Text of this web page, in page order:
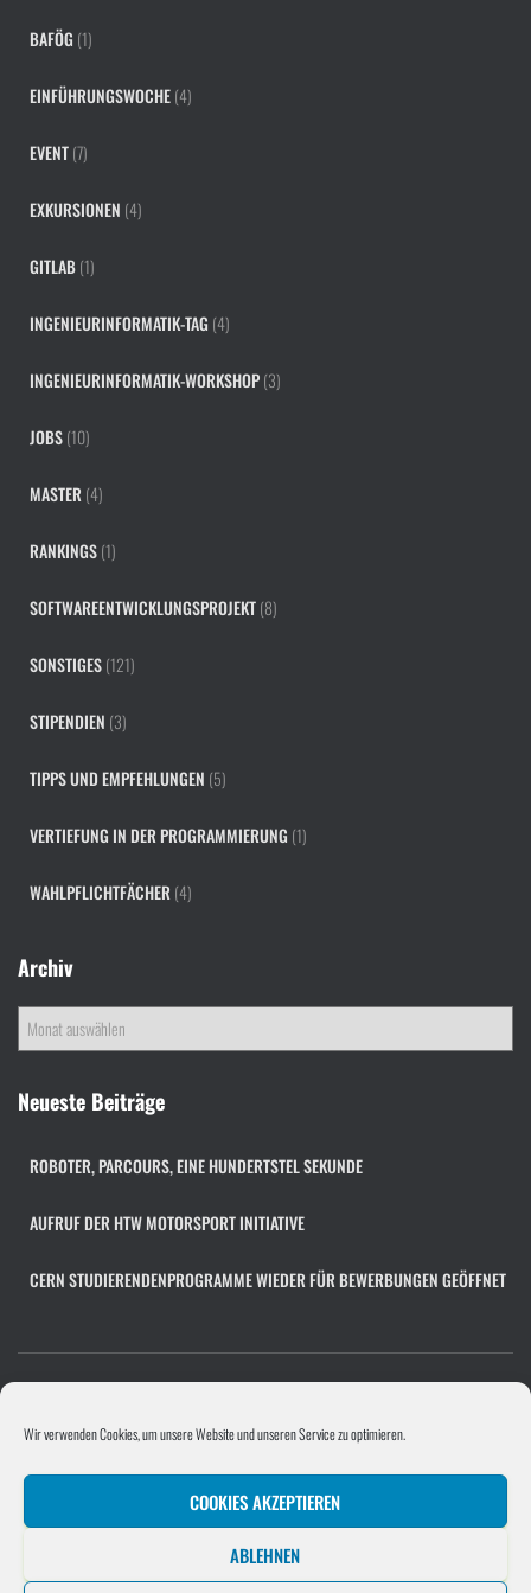
Wir verwenden Cookies, um unsere Website und unseren Service zu optimieren.
COOKIES AKZEPTIEREN
ABLEHNEN
BAFÖG (1)
EINFÜHRUNGSWOCHE(4)
EVENT(7)
EXKURSIONEN (4)
GITLAB(1)
INGENIEURINFORMATIK-TAG (4)
INGENIEURINFORMATIK-WORKSHOP(3)
JOBS(10)
MASTER (4)
RANKINGS(1)
SOFTWAREENTWICKLUNGSPROJEKT(8)
SONSTIGES(121)
STIPENDIEN (3)
TIPPS UND EMPFEHLUNGEN (5)
VERTIEFUNG IN DER PROGRAMMIERUNG (1)
WAHLPFLICHTFÄCHER (4)
Archiv
h
Neueste Beiträge
ROBOTER, PARCOURS, EINE HUNDERTSTEL SEKUNDE
AUFRUF DER HTW MOTORSPORT INITIATIVE
CERN STUDIERENDENPROGRAMME WIEDER FÜR BEWERBUNGEN GEÖFFNET
UNTERNEHMEN